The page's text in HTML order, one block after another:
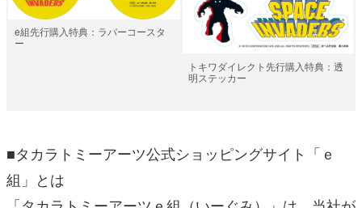
e組先行購入特典：ラバーコースタ
ー
トキワダイレクト先行購入特典：透
明ステッカー
■タカラトミーアーツ公式ショッピングサイト「ｅ
組」とは